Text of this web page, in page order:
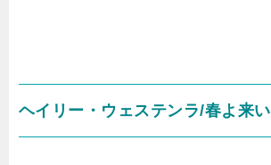
ヘイリー・ウェステンラ/春よ来い